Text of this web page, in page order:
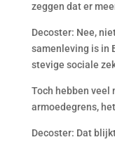
zeggen dat er
Decoster: Nee,
samenleving is in
stevige sociale
Toch hebben veel
armoedegrens,
Decoster: Dat